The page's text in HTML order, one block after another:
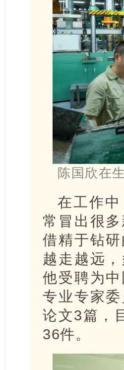
陈国欣在
在工作
常冒出很
借精于钻
越走越远
他受聘为
专业专家
论文3篇，
36件。